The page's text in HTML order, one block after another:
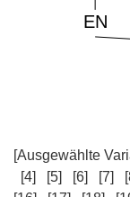
[Ausgewählte
[4]
[5] [6] [7]